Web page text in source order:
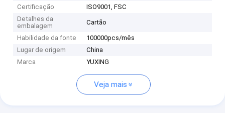
Certificação
ISO9001, FSC
Detalhes da
embalagem
Cartão
Habilidade da fonte
100000pcs/mês
Lugar de origem
China
Marca
YUXING
Veja mais